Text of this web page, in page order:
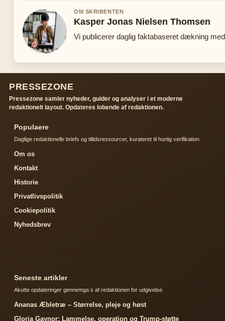
OM SKRIBENTEN
Kasper Jonas Nielsen Thomsen
Vi publicerer daglig faktabaseret dækning
PRESSEZONE
Pressezone samler nyheder, guider og analyser i et moderne
redaktionelt layout. Opdateres lobende af redaktionen.
Populaere
Daglige redaktionelle briefs og tillidsressourcer, kurateret til hurtig verifikation.
Om os
Kontakt
Historie
Privatlivspolitik
Cookiepolitik
Nyhedsbrev
Seneste artikler
Akutte opdateringer gennemga s af redaktionen for udgivelse.
Ananas Æbletræ – Størrelse, pleje og høst
Gloria Gaynor: Lammelse, operation og Trump-støtte